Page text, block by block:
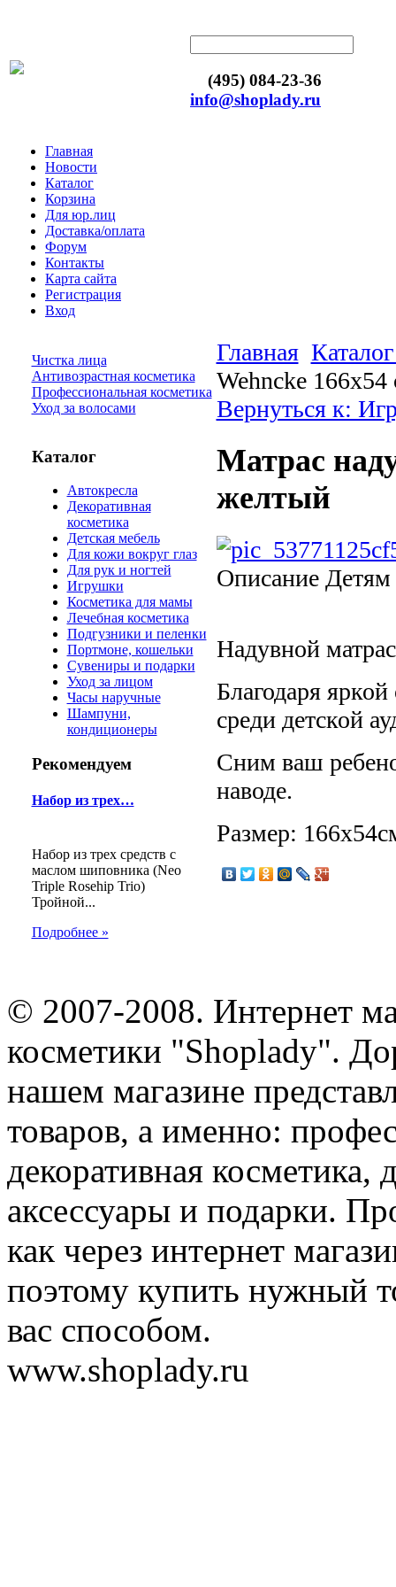
(495) 084-23-36
info@shoplady.ru
Главная
Новости
Каталог
Корзина
Для юр.лиц
Доставка/оплата
Форум
Контакты
Карта сайта
Регистрация
Вход
Чистка лица
Антивозрастная косметика
Профессиональная косметика
Уход за волосами
Каталог
Автокресла
Декоративная
косметика
Детская мебель
Для кожи вокруг глаз
Для рук и ногтей
Игрушки
Косметика для мамы
Лечебная косметика
Подгузники и пеленки
Портмоне, кошельки
Сувениры и подарки
Уход за лицом
Часы наручные
Шампуни,
кондиционеры
Рекомендуем
Набор из трех…
Набор из трех средств с
маслом шиповника (Neo
Triple Rosehip Trio)
Тройной...
Подробнее »
Главная
Wehncke
Вернуться к:
Матрас
желтый
ОписаниеДетям
Надувной
Благодаря
среди детской
Сним ваш
наводе.
Размер:
© 2007-2008. Интернет
косметики "Shoplady".
нашем магазине
товаров, а именно:
декоративная косметика,
аксессуары и подарки.
как через интернет
поэтому купить нужный
вас способом.
www.shoplady.ru